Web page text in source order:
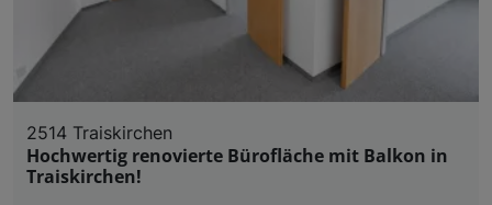
2514 Traiskirchen
Hochwertig renovierte Bürofläche mit Balkon in
Traiskirchen!